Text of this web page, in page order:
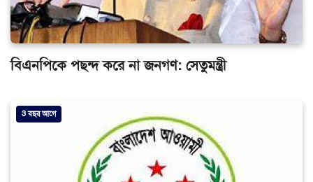
বিএনপিকে পছন্দ করে না জনগণ: সেতুমন্ত্রী
3 বছর আগে